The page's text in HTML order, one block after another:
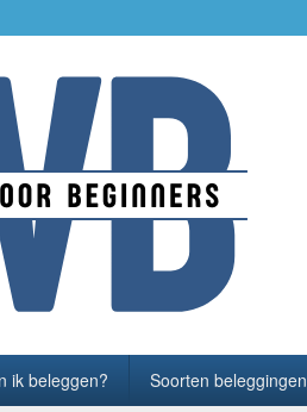
ik beleggen? Soorten beleggingen